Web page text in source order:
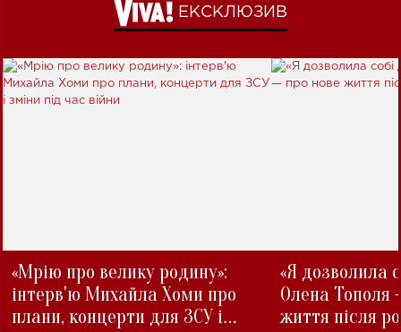
ЕКСКЛЮЗИВ
«Мрію про велику родину»:
інтерв'ю Михайла Хоми про
плани, концерти для ЗСУ і
«Я дозволила
Олена Тополя
життя після